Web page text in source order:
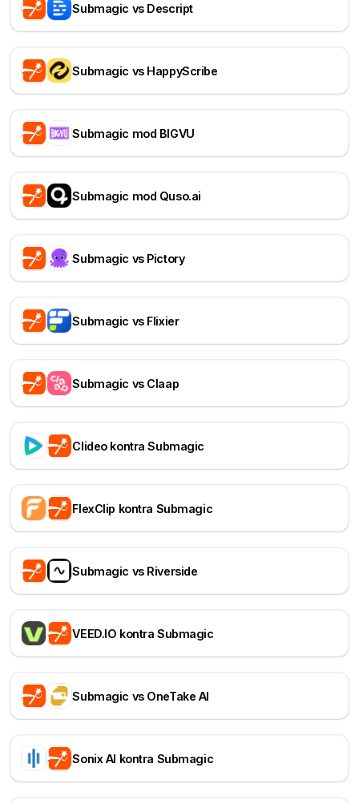
Submagic vs Descript
Submagic vs HappyScribe
Submagic mod BIGVU
Submagic mod Quso.ai
Submagic vs Pictory
Submagic vs Flixier
Submagic vs Claap
Clideo kontra Submagic
FlexClip kontra Submagic
Submagic vs Riverside
VEED.IO kontra Submagic
Submagic vs OneTake AI
Sonix AI kontra Submagic